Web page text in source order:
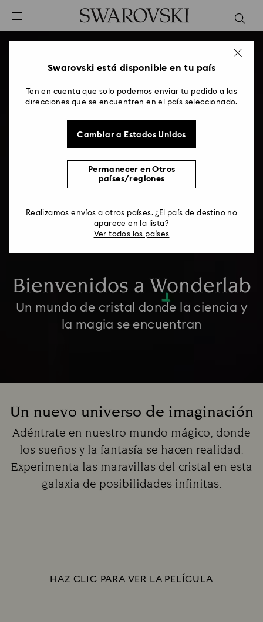
Accesskeys list
0 - Header
2 - Footer
Bienvenidos a Wonderlab
Un mundo de cristal donde la ciencia y
la magia se encuentran
Un nuevo universo de imaginación
Adéntrate en nuestro mundo mágico, donde
los sueños y la fantasía se hacen realidad.
Experimenta las maravillas del cristal en esta
galaxia de posibilidades infinitas.
HAZ CLIC PARA VER LA PELÍCULA
Swarovski está disponible en tu país
Ten en cuenta que solo podemos enviar tu pedido a las
direcciones que se encuentren en el país seleccionado.
Cambiar a Estados Unidos
Permanecer en Otros
países/regiones
Realizamos envíos a otros países. ¿El país de destino no
aparece en la lista?
Ver todos los países